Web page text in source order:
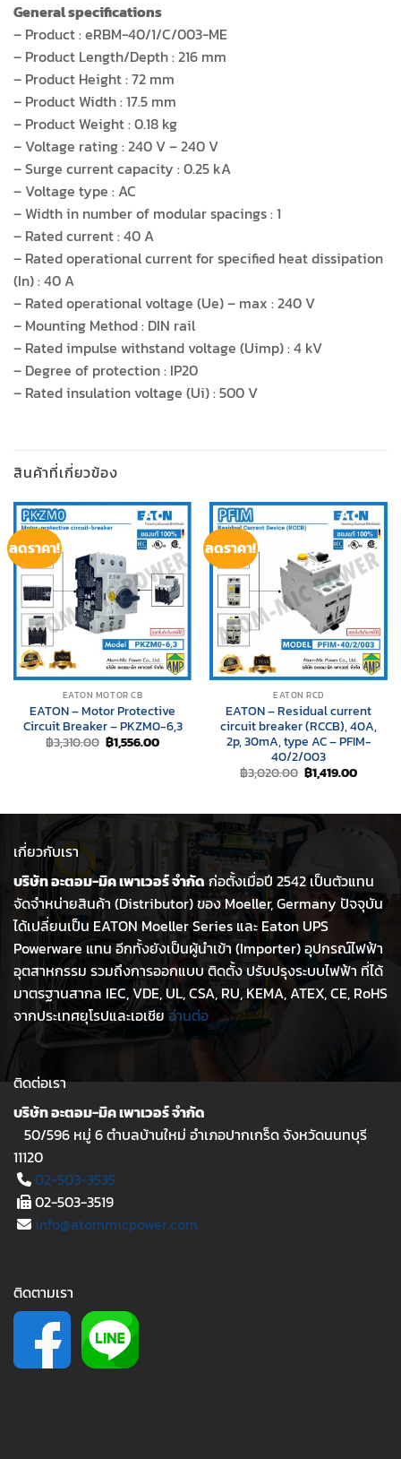
General specifications
– Product : eRBM-40/1/C/003-ME
– Product Length/Depth : 216 mm
– Product Height : 72 mm
– Product Width : 17.5 mm
– Product Weight : 0.18 kg
– Voltage rating : 240 V – 240 V
– Surge current capacity : 0.25 kA
– Voltage type : AC
– Width in number of modular spacings : 1
– Rated current : 40 A
– Rated operational current for specified heat dissipation
(In) : 40 A
– Rated operational voltage (Ue) – max : 240 V
– Mounting Method : DIN rail
– Rated impulse withstand voltage (Uimp) : 4 kV
– Degree of protection : IP20
– Rated insulation voltage (Ui) : 500 V
สินค้าที่เกี่ยวข้อง
ลดราคา!
EATON MOTOR CB
EATON – Motor Protective
Circuit Breaker – PKZM0-6,3
฿3,310.00 Original
price
฿1,556.00Current
ลดราคา!
EATON RCD
EATON – Residual current
circuit breaker (RCCB), 40A,
2p, 30mA, type AC – PFIM-
40/2/003
฿3,020.00 Original
price
฿1,419.00Current
เกี่ยวกับเรา
บริษัท อะตอม-มิค เพาเวอร์ จำกัด ก่อตั้งเมื่อปี 2542 เป็นตัวแทน
จัดจำหน่ายสินค้า (Distributor) ของ Moeller, Germany ปัจจุบัน
ได้เปลี่ยนเป็น EATON Moeller Series และ Eaton UPS
Powerware แทน อีกทั้งยังเป็นผู้นำเข้า (Importer) อุปกรณ์ไฟฟ้า
อุตสาหกรรม รวมถึงการออกแบบ ติดตั้ง ปรับปรุงระบบไฟฟ้า ที่ได้
มาตรฐานสากล IEC, VDE, UL, CSA, RU, KEMA, ATEX, CE, RoHS
จากประเทศยุโรปและเอเชียอ่านต่อ
ติดต่อเรา
บริษัท อะตอม-มิค เพาเวอร์ จำกัด
50/596 หมู่ 6 ตำบลบ้านใหม่ อำเภอปากเกร็ด จังหวัดนนทบุรี
11120
02-503-3535
02-503-3519
info@atommicpower.com
ติดตามเรา